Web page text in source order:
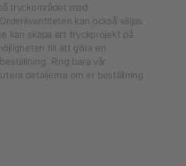
tryckområdet med
kan också väljas
kan skapa ert tryckprojekt på
till att göra en
Ring bara vår
detaljerna om er beställning